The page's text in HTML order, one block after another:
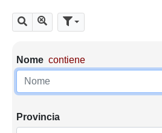
Cerca Mostra tutti i risultati
Parametri di ricerca
Nome contiene
Provincia